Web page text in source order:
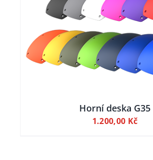
Horní deska G35
1.200,00 Kč